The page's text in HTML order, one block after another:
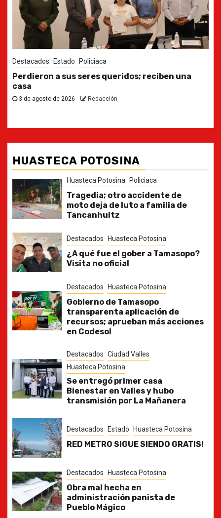
Destacados Estado
Ya casi, el quinto informe del Gobernador
30 de julio de 2026
HUASTECA POTOSINA
Huasteca Potosina Policiaca
Tragedia; otro accidente de
moto deja de luto a familia de
Tancanhuitz
Destacados Huasteca Potosina
¿A qué fue el gober a Tamasopo?
Visita no oficial
Destacados Huasteca Potosina
Gobierno de Tamasopo
transparenta aplicación de
recursos; aprueban más acciones
en Codesol
Destacados Ciudad Valles
Huasteca Potosina
Se entregó primer casa
Bienestar en Valles y hubo
transmisión por La Mañanera
Destacados Estado Huasteca Potosina
RED METRO SIGUE SIENDO GRATIS!
Destacados Huasteca Potosina
Obra mal hecha en
administración panista de
Pueblo Mágico